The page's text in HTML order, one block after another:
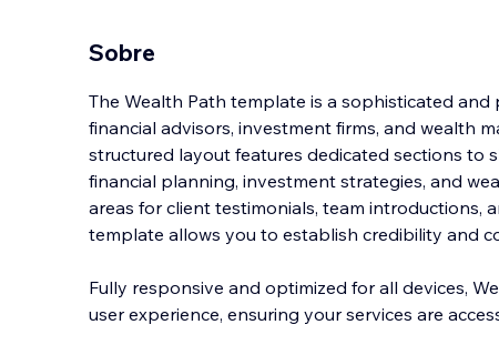
Sobre
The Wealth Path template is a sophisticated
financial advisors, investment firms, and wealth
structured layout features dedicated sections to
financial planning, investment strategies, and
areas for client testimonials, team introductions,
template allows you to establish credibility and
Fully responsive and optimized for all devices,
user experience, ensuring your services are